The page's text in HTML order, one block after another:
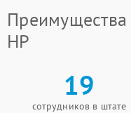
Преимущества
HP
19
сотрудников в штате